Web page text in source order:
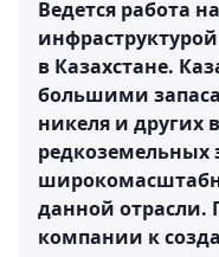
Ведется работа
в Казахстане.
большими
никеля и других
редкоземельных
данной отрасли.
компании к